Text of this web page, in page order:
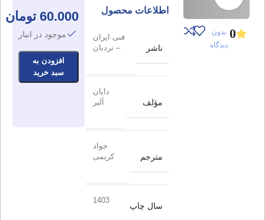
0 بدون
دیدگاه
اطلاعات محصول
ناشر
فنی ایران
– نردبان
مؤلف
دایان
آلبر
مترجم
جواد
کریمی
سال چاپ
1403
60.000 تومان
موجود در انبار
افزودن به
سبد خرید